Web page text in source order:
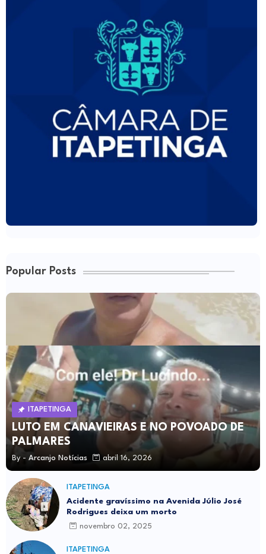
Popular Posts
ITAPETINGA
LUTO EM CANAVIEIRAS E NO POVOADO DE
PALMARES
By - Arcanjo Notícias abril 16, 2026
ITAPETINGA
Acidente gravíssimo na Avenida Júlio José
Rodrigues deixa um morto
novembro 02, 2025
ITAPETINGA